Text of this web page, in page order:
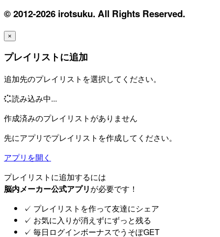
© 2012-2026 irotsuku. All Rights Reserved.
×
プレイリストに追加
追加先のプレイリストを選択してください。
読み込み中...
作成済みのプレイリストがありません
先にアプリでプレイリストを作成してください。
アプリを開く
プレイリストに追加するには
脳内メーカー公式アプリが必要です！
✓ プレイリストを作って友達にシェア
✓ お気に入りが消えずにずっと残る
✓ 毎日ログインボーナスでうそぽGET